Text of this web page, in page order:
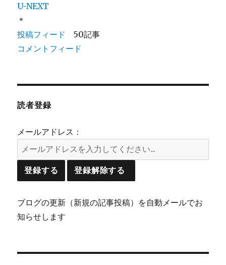
U-NEXT
＊
投稿フィード
50記事
コメントフィード
読者登録
メールアドレス：
ブログの更新（新規の記事投稿）を自動メールでお
知らせします